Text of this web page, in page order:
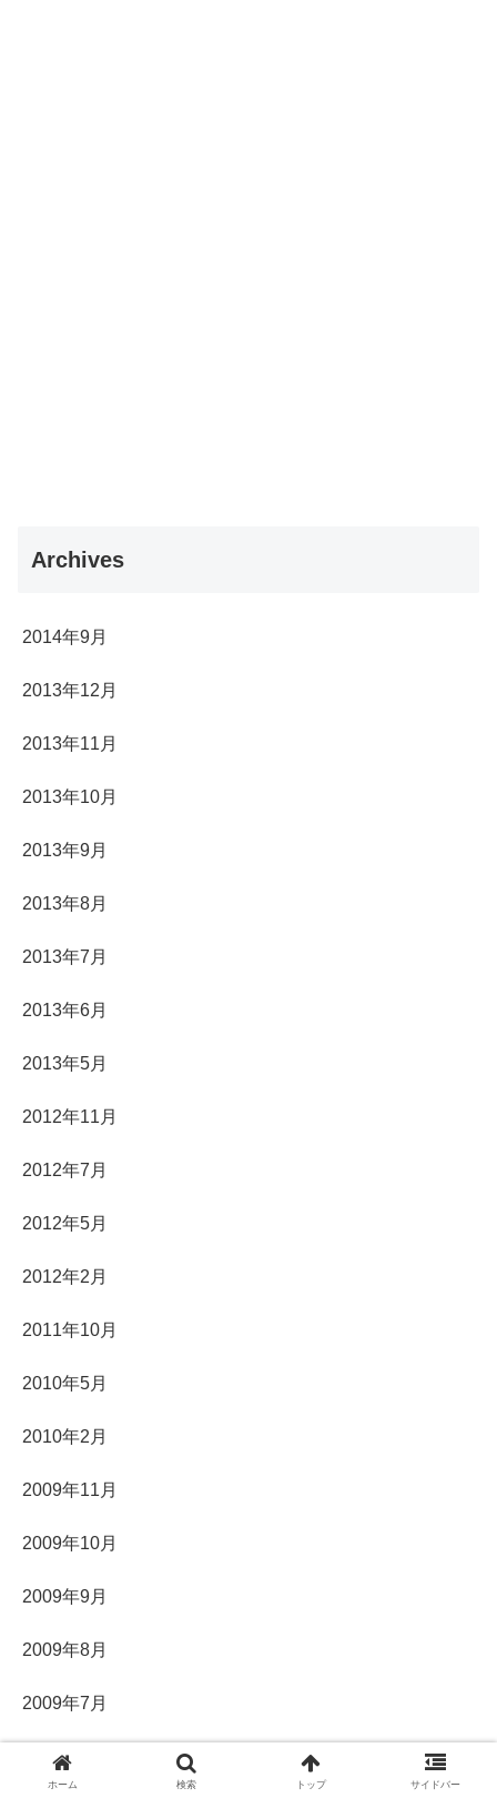
Archives
2014年9月
2013年12月
2013年11月
2013年10月
2013年9月
2013年8月
2013年7月
2013年6月
2013年5月
2012年11月
2012年7月
2012年5月
2012年2月
2011年10月
2010年5月
2010年2月
2009年11月
2009年10月
2009年9月
2009年8月
2009年7月
2009年6月
ホーム 検索 トップ サイドバー